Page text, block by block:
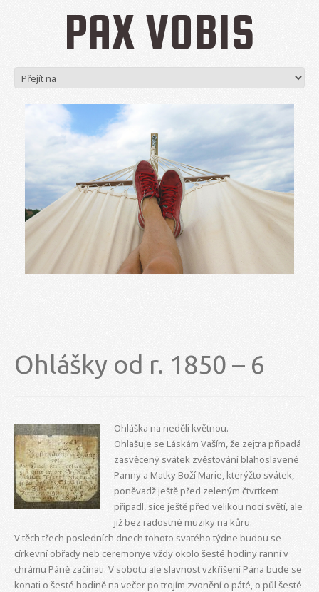
PAX VOBIS
Ohlášky od r. 1850 – 6
Ohláška na neděli květnou.
Ohlašuje se Láskám Vaším, že zejtra připadá
zasvěcený svátek zvěstování blahoslavené
Panny a Matky Boží Marie, kterýžto svátek,
poněvadž ještě před zeleným čtvrtkem
připadl, sice ještě před velikou nocí světí, ale
již bez radostné muziky na kůru.
V těch třech posledních dnech tohoto svatého týdne budou se
církevní obřady neb ceremonye vždy okolo šesté hodiny ranní v
chrámu Páně začínati. V sobotu ale slavnost vzkříšení Pána bude se
konati o šesté hodině na večer po trojím zvonění o páté, o půl šesté